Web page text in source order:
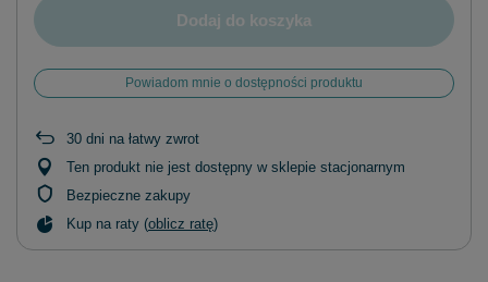
Dodaj do koszyka
Powiadom mnie o dostępności produktu
30 dni na łatwy zwrot
Ten produkt nie jest dostępny w sklepie stacjonarnym
Bezpieczne zakupy
Kup na raty (oblicz ratę)